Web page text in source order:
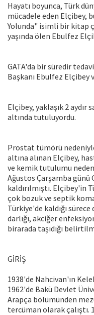
Hayatı boyunca, Türk
mücadele eden Elçibey,
Yolunda" isimli bir kitap
yaşında ölen Ebulfez
GATA'da bir süredir
Başkanı Ebulfez
Elçibey, yaklaşık 2 aydır
altında tutuluyordu.
Prostat tümörü
altına alınan Elçibey,
ve kemik tutulumu
Ağustos Çarşamba günü
kaldırılmıştı.
çok bozuk ve septik
Türkiye'de kaldığı
darlığı, akciğer
birarada taşıdığı
GİRİŞ
1938'de Nahcivan'ın
1962'de Bakü Devlet
Arapça bölümünden
tercüman olarak çalıştı.